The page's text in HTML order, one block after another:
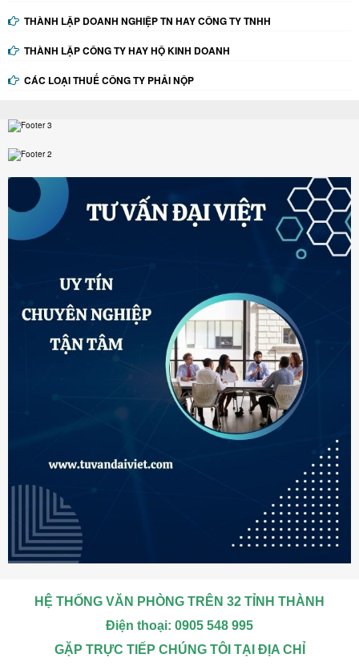
THÀNH LẬP DOANH NGHIỆP TN HAY CÔNG TY TNHH
THÀNH LẬP CÔNG TY HAY HỘ KINH DOANH
CÁC LOẠI THUẾ CÔNG TY PHẢI NỘP
HỆ THỐNG VĂN PHÒNG TRÊN 32 TỈNH THÀNH
Điện thoại: 0905 548 995
GẶP TRỰC TIẾP CHÚNG TÔI TẠI ĐỊA CHỈ